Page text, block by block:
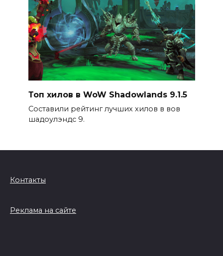
Топ хилов в WoW Shadowlands 9.1.5
Составили рейтинг лучших хилов в вов
шадоулэндс 9.
Контакты
Реклама на сайте